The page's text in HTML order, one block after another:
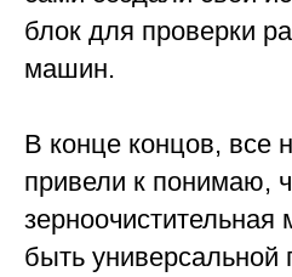
блок для проверки
машин.
В конце концов, все
привели к понимаю,
быть универсальной